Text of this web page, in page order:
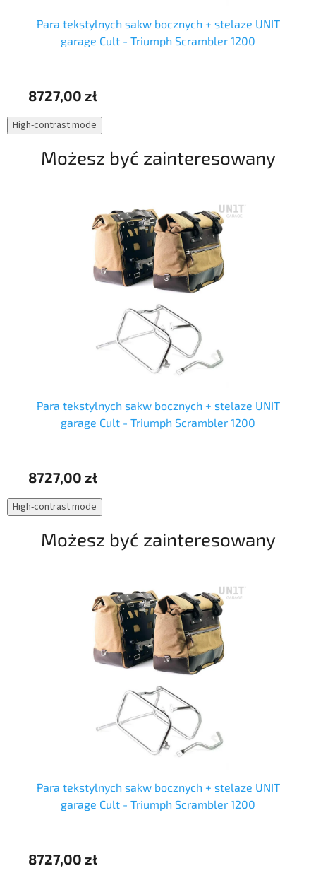
Para tekstylnych sakw bocznych + stelaze UNIT
garage Cult - Triumph Scrambler 1200
8727,00 zł
High-contrast mode
Możesz być zainteresowany
Para tekstylnych sakw bocznych + stelaze UNIT
garage Cult - Triumph Scrambler 1200
8727,00 zł
High-contrast mode
Możesz być zainteresowany
Para tekstylnych sakw bocznych + stelaze UNIT
garage Cult - Triumph Scrambler 1200
8727,00 zł